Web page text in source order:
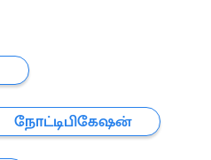
நோட்டிபிகேஷன்